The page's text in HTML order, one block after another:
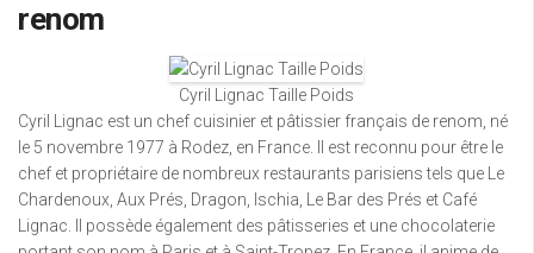
renom
Cyril Lignac Taille Poids
Cyril Lignac est un chef cuisinier et pâtissier français de renom, né
le 5 novembre 1977 à Rodez, en France. Il est reconnu pour être le
chef et propriétaire de nombreux restaurants parisiens tels que Le
Chardenoux, Aux Prés, Dragon, Ischia, Le Bar des Prés et Café
Lignac. Il possède également des pâtisseries et une chocolaterie